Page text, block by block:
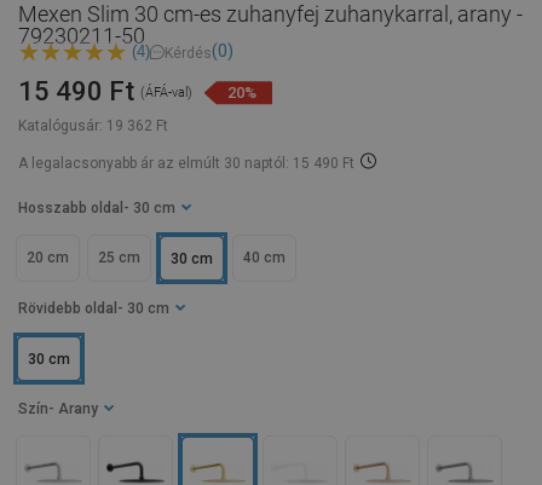
Mexen Slim 30 cm-es zuhanyfej zuhanykarral, arany -
79230211-50
(4) Kérdés(0)
Katalógusár: 19 362 Ft
15 490 Ft (ÁFÁ-val) 20%
A legalacsonyabb ár az elmúlt 30 naptól: 15 490 Ft
Hosszabb oldal - 30 cm
20 cm 25 cm 30 cm 40 cm
Rövidebb oldal - 30 cm
30 cm
Szín - Arany